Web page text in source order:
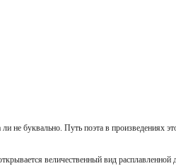
не буквально. Путь поэта в произведениях
величественный вид